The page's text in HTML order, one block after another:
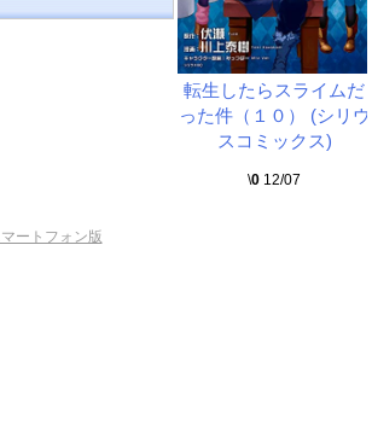
転生したらスライムだ
った件（１０） (シリウ
スコミックス)
\0 12/07
ートフォン版